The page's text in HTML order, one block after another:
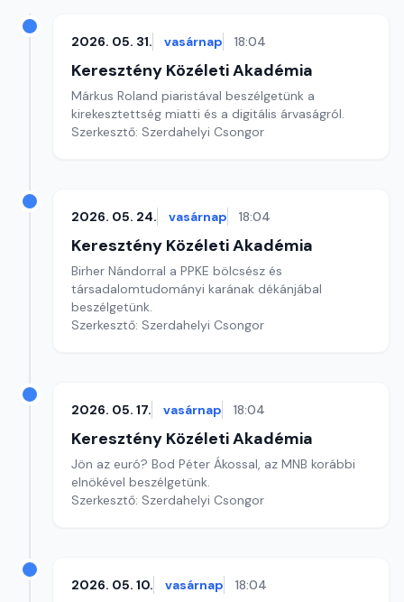
2026. 05. 31. vasárnap 18:04
Keresztény Közéleti Akadémia
Márkus Roland piaristával beszélgetünk a
kirekesztettség miatti és a digitális árvaságról.
Szerkesztő: Szerdahelyi Csongor
2026. 05. 24. vasárnap 18:04
Keresztény Közéleti Akadémia
Birher Nándorral a PPKE bölcsész és
társadalomtudományi karának dékánjábal
beszélgetünk.
Szerkesztő: Szerdahelyi Csongor
2026. 05. 17. vasárnap 18:04
Keresztény Közéleti Akadémia
Jön az euró? Bod Péter Ákossal, az MNB korábbi
elnökével beszélgetünk.
Szerkesztő: Szerdahelyi Csongor
2026. 05. 10. vasárnap 18:04